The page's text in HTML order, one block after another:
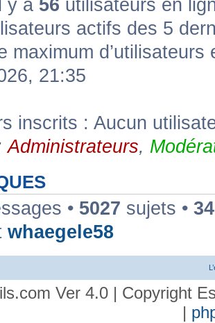
y a 56 utilisateurs en
actifs des 5
maximum
21:35
inscrits : Aucun
Administrateurs,
• 5027 sujets •
whaegele58
Ver 4.0 | Copyright
|